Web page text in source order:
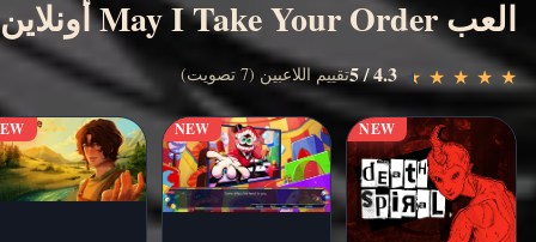
الآن
العب May I Take Your Order أونلاين مجانًا
★
★
★
★
★
★
★
★
★
★
4.3 / 5 تقييم اللاعبين (7 تصويت)
NEW
NEW